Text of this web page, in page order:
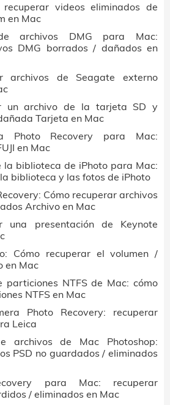
videos eliminados de
en Mac
de archivos DMG para Mac:
DMG borrados / dañados en
archivos de Seagate externo
un archivo de la tarjeta SD y
Tarjeta en Mac
Photo Recovery para Mac:
en Mac
la biblioteca de iPhoto para Mac:
biblioteca y las fotos de iPhoto
Cómo recuperar archivos
Archivo en Mac
una presentación de Keynote
Cómo recuperar el volumen /
en Mac
particiones NTFS de Mac: cómo
NTFS en Mac
Photo Recovery: recuperar
Leica
archivos de Mac Photoshop:
PSD no guardados / eliminados
para Mac: recuperar
/ eliminados en Mac